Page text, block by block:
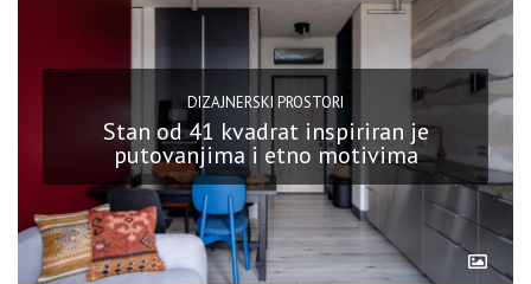
DIZAJNERSKI PROSTORI
Stan od 41 kvadrat inspiriran je
putovanjima i etno motivima